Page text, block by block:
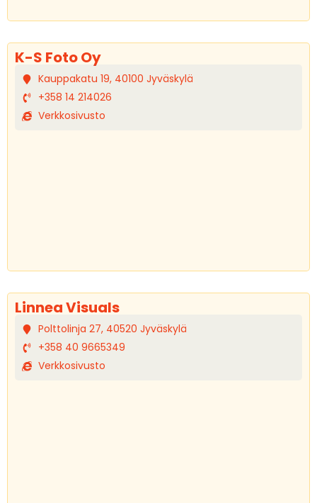
K-S Foto Oy
Kauppakatu 19, 40100 Jyväskylä
+358 14 214026
Verkkosivusto
Linnea Visuals
Polttolinja 27, 40520 Jyväskylä
+358 40 9665349
Verkkosivusto